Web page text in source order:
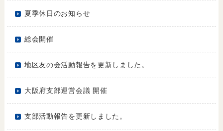
夏季休日のお知らせ
総会開催
地区友の会活動報告を更新しました。
大阪府支部運営会議 開催
支部活動報告を更新しました。